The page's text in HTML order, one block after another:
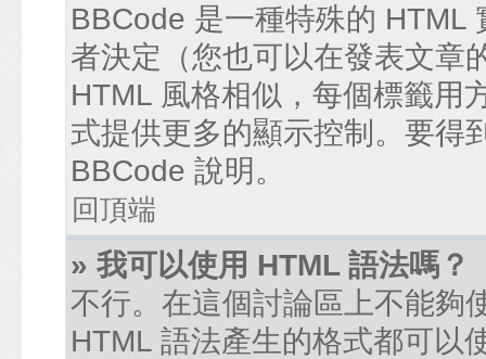
BBCode 是一種特殊的 HTML
者決定（您也可以在發表文章
HTML 風格相似，每個標籤用
式提供更多的顯示控制。要得
BBCode 說明。
回頂端
» 我可以使用 HTML 語法嗎？
不行。在這個討論區上不能夠
HTML 語法產生的格式都可以